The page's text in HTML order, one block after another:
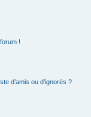
!
d’amis ou d’ignorés ?